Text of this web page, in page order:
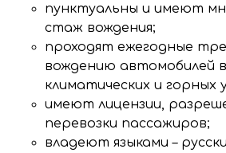
пунктуальны и имеют
стаж вождения;
проходят ежегодные
вождению автомобилей
климатических и горных
имеют лицензии,
перевозки пассажиров;
владеют языками –